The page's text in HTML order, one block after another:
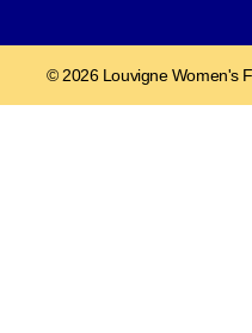
© 2026 Louvigne Women's